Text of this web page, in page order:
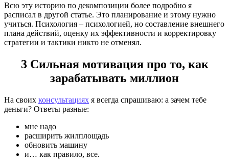
Всю эту историю по декомпозиции более подробно я
расписал в другой статье. Это планирование и этому нужно
учиться. Психология – психологией, но составление внешнего
плана действий, оценку их эффективности и корректировку
стратегии и тактики никто не отменял.
3 Сильная мотивация про то, как
зарабатывать миллион
На своих консультациях я всегда спрашиваю: а зачем тебе
деньги? Ответы разные:
мне надо
расширить жилплощадь
обновить машину
и… как правило, все.